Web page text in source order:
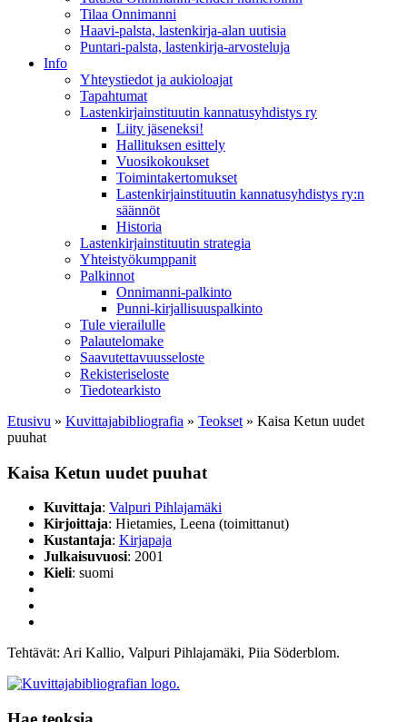
Tilaa Onnimanni
Haavi-palsta, lastenkirja-alan uutisia
Puntari-palsta, lastenkirja-arvosteluja
Info
Yhteystiedot ja aukioloajat
Tapahtumat
Lastenkirjainstituutin kannatusyhdistys ry
Liity jäseneksi!
Hallituksen esittely
Vuosikokoukset
Toimintakertomukset
Lastenkirjainstituutin kannatusyhdistys ry:n
säännöt
Historia
Lastenkirjainstituutin strategia
Yhteistyökumppanit
Palkinnot
Onnimanni-palkinto
Punni-kirjallisuuspalkinto
Tule vierailulle
Palautelomake
Saavutettavuusseloste
Rekisteriseloste
Tiedotearkisto
Etusivu » Kuvittaja­bibliografia » Teokset » Kaisa Ketun uudet
puuhat
Kaisa Ketun uudet puuhat
Kuvittaja: Valpuri Pihlajamäki
Kirjoittaja: Hietamies, Leena (toimittanut)
Kustantaja: Kirjapaja
Julkaisuvuosi: 2001
Kieli: suomi
Tehtävät: Ari Kallio, Valpuri Pihlajamäki, Piia Söderblom.